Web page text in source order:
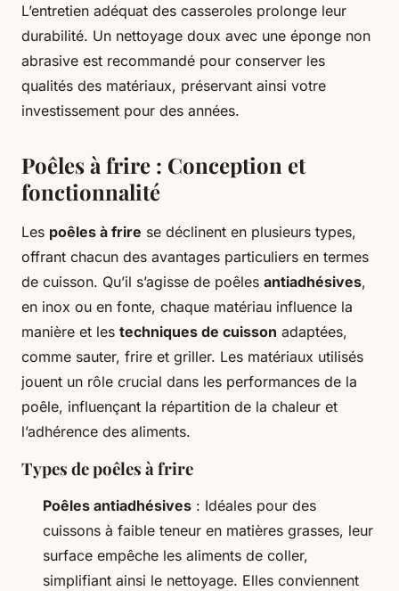
L’entretien adéquat des casseroles prolonge leur
durabilité. Un nettoyage doux avec une éponge non
abrasive est recommandé pour conserver les
qualités des matériaux, préservant ainsi votre
investissement pour des années.
Poêles à frire : Conception et
fonctionnalité
Les poêles à frire se déclinent en plusieurs types,
offrant chacun des avantages particuliers en termes
de cuisson. Qu’il s’agisse de poêles antiadhésives,
en inox ou en fonte, chaque matériau influence la
manière et les techniques de cuisson adaptées,
comme sauter, frire et griller. Les matériaux utilisés
jouent un rôle crucial dans les performances de la
poêle, influençant la répartition de la chaleur et
l’adhérence des aliments.
Types de poêles à frire
Poêles antiadhésives : Idéales pour des
cuissons à faible teneur en matières grasses, leur
surface empêche les aliments de coller,
simplifiant ainsi le nettoyage. Elles conviennent